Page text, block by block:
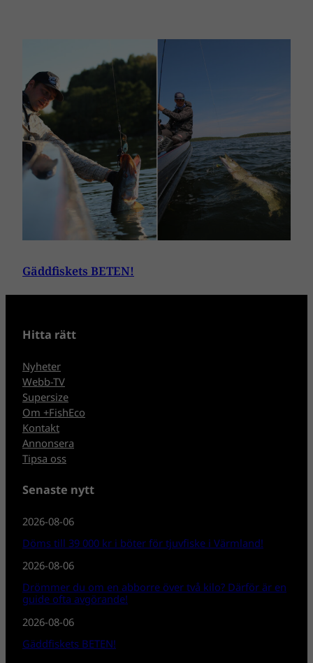
Gäddfiskets BETEN!
Hitta rätt
Nyheter
Webb-TV
Supersize
Om +FishEco
Kontakt
Annonsera
Tipsa oss
Senaste nytt
2026-08-06
Döms till 39 000 kr i böter för tjuvfiske i Värmland!
2026-08-06
Drömmer du om en abborre över två kilo? Därför är en
guide ofta avgörande!
2026-08-06
Gäddfiskets BETEN!